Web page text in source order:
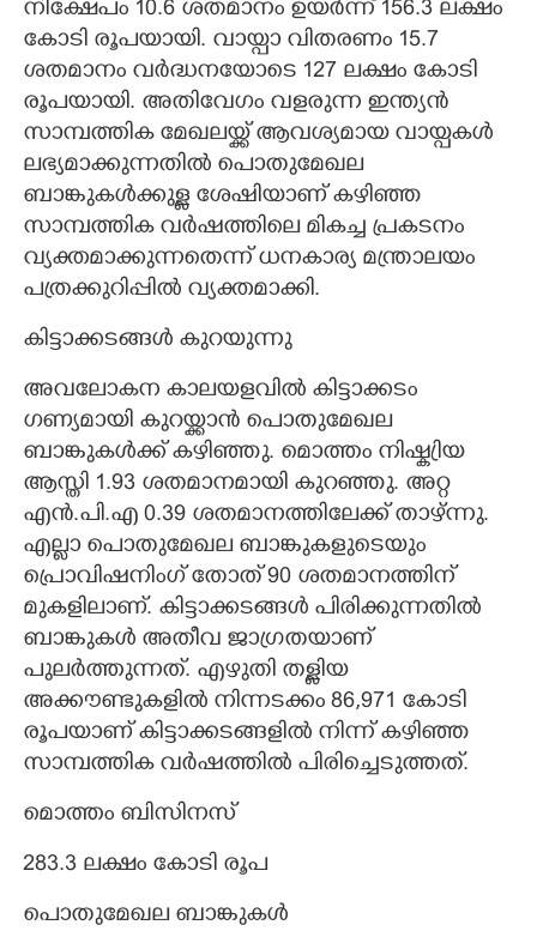
നിക്ഷേപം 10.6 ശതമാനം ഉയർന്ന് 156.3 ലക്ഷം
കോടി രൂപയായി. വായ്പാ വിതരണം 15.7
ശതമാനം വർദ്ധനയോടെ 127 ലക്ഷം കോടി
രൂപയായി. അതിവേഗം വളരുന്ന ഇന്ത്യൻ
സാമ്പത്തിക മേഖലയ്ക്ക് ആവശ്യമായ വായ്പകൾ
ലഭ്യമാക്കുന്നതിൽ പൊതുമേഖല
ബാങ്കുകൾക്കുള്ള ശേഷിയാണ് കഴിഞ്ഞ
സാമ്പത്തിക വർഷത്തിലെ മികച്ച പ്രകടനം
വ്യക്തമാക്കുന്നതെന്ന് ധനകാര്യ മന്ത്രാലയം
പത്രക്കുറിപ്പിൽ വ്യക്തമാക്കി.
കിട്ടാക്കടങ്ങൾ കുറയുന്നു
അവലോകന കാലയളവിൽ കിട്ടാക്കടം
ഗണ്യമായി കുറയ്ക്കാൻ പൊതുമേഖല
ബാങ്കുകൾക്ക് കഴിഞ്ഞു. മൊത്തം നിഷ്ക്രിയ
ആസ്തി 1.93 ശതമാനമായി കുറഞ്ഞു. അറ്റ
എൻ.പി.എ 0.39 ശതമാനത്തിലേക്ക് താഴ്ന്നു.
എല്ലാ പൊതുമേഖല ബാങ്കുകളുടെയും
പ്രൊവിഷനിംഗ് തോത് 90 ശതമാനത്തിന്
മുകളിലാണ്. കിട്ടാക്കടങ്ങൾ പിരിക്കുന്നതിൽ
ബാങ്കുകൾ അതീവ ജാഗ്രതയാണ്
പുലർത്തുന്നത്. എഴുതി തള്ളിയ
അക്കൗണ്ടുകളിൽ നിന്നടക്കം 86,971 കോടി
രൂപയാണ് കിട്ടാക്കടങ്ങളിൽ നിന്ന് കഴിഞ്ഞ
സാമ്പത്തിക വർഷത്തിൽ പിരിച്ചെടുത്തത്.
മൊത്തം ബിസിനസ്
283.3 ലക്ഷം കോടി രൂപ
പൊതുമേഖല ബാങ്കുകൾ